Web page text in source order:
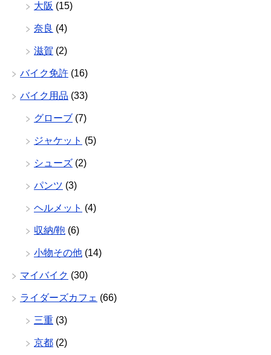
大阪 (15)
奈良 (4)
滋賀 (2)
バイク免許 (16)
バイク用品 (33)
グローブ (7)
ジャケット (5)
シューズ (2)
パンツ (3)
ヘルメット (4)
収納/鞄 (6)
小物その他 (14)
マイバイク (30)
ライダーズカフェ (66)
三重 (3)
京都 (2)